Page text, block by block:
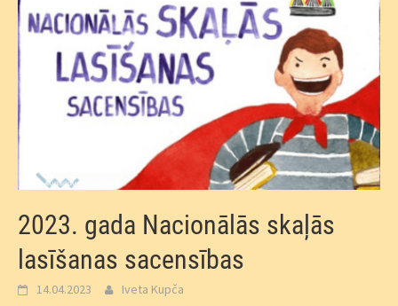
2023. gada Nacionālās skaļās
lasīšanas sacensības
14.04.2023 Iveta Kupča